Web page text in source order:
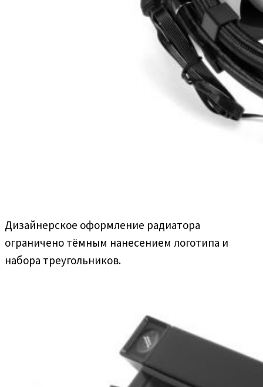
Дизайнерское оформление радиатора
ограничено тёмным нанесением логотипа и
набора треугольников.